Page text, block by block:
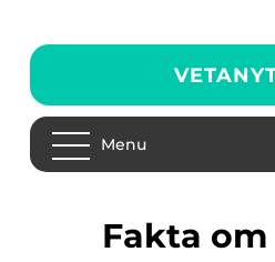
Menu
fakta